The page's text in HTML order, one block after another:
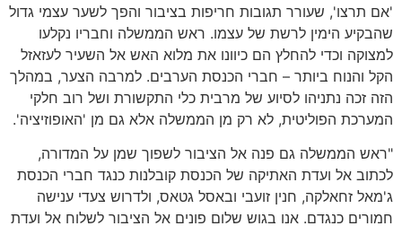
'אם תרצו', שעורר תגובות חריפות בציבור והפך לשער עצמי גדול
שהבקיע הימין לרשת של עצמו. ראש הממשלה וחבריו נקלעו
למצוקה וכדי להחלץ הם כיוונו את מלוא האש אל השעיר לעזאזל
הקל והנוח ביותר – חברי הכנסת הערבים. למרבה הצער, במהלך
הזה זכה נתניהו לסיוע של מרבית כלי התקשורת ושל רוב חלקי
המערכת הפוליטית, לא רק מן הממשלה אלא גם מן 'האופוזיציה'.
"ראש הממשלה גם פנה אל הציבור לשפוך שמן על המדורה,
לכתוב אל ועדת האתיקה של הכנסת קובלנות כנגד חברי הכנסת
ג'מאל זחאלקה, חנין זועבי ובאסל גטאס, ולדרוש צעדי ענישה
חמורים כנגדם. אנו בגוש שלום פונים אל הציבור לשלוח אל ועדת